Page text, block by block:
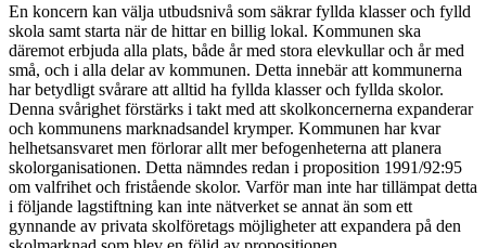
En koncern kan välja utbudsnivå som säkrar fyllda klasser och fylld
skola samt starta när de hittar en billig lokal. Kommunen ska
däremot erbjuda alla plats, både år med stora elevkullar och år med
små, och i alla delar av kommunen. Detta innebär att kommunerna
har betydligt svårare att alltid ha fyllda klasser och fyllda skolor.
Denna svårighet förstärks i takt med att skolkoncernerna expanderar
och kommunens marknadsandel krymper. Kommunen har kvar
helhetsansvaret men förlorar allt mer befogenheterna att planera
skolorganisationen. Detta nämndes redan i proposition 1991/92:95
om valfrihet och fristående skolor. Varför man inte har tillämpat detta
i följande lagstiftning kan inte nätverket se annat än som ett
gynnande av privata skolföretags möjligheter att expandera på den